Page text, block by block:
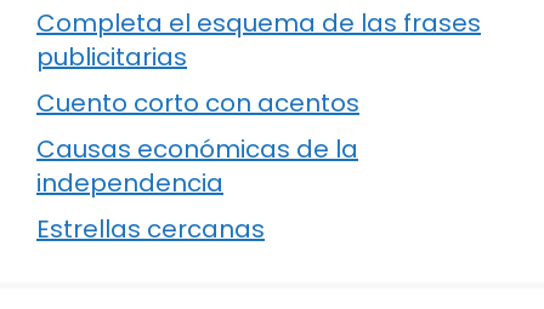
Completa el esquema de las frases
publicitarias
Cuento corto con acentos
Causas económicas de la
independencia
Estrellas cercanas